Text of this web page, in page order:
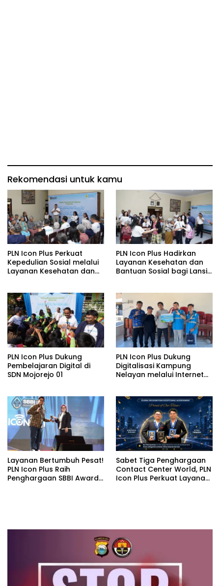
Rekomendasi untuk kamu
PLN Icon Plus Perkuat
Kepedulian Sosial melalui
Layanan Kesehatan dan
PLN Icon Plus Hadirkan
Layanan Kesehatan dan
Bantuan Sosial bagi Lansia
PLN Icon Plus Dukung
Pembelajaran Digital di
SDN Mojorejo 01
PLN Icon Plus Dukung
Digitalisasi Kampung
Nelayan melalui Internet
Layanan Bertumbuh Pesat!
PLN Icon Plus Raih
Penghargaan SBBI Awards
Sabet Tiga Penghargaan
Contact Center World, PLN
Icon Plus Perkuat Layanan